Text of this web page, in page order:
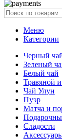
Меню
Категории
Черный
Зеленый
Белый чай
Травяной
Чай Улун
Пуэр
Матча и
Сладости